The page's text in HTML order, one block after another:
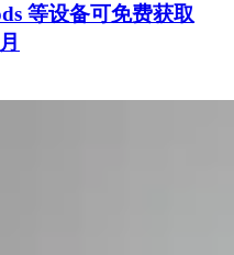
等设备可免费获取